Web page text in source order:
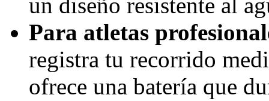
Para atletas
registra tu recorrido
ofrece una batería que